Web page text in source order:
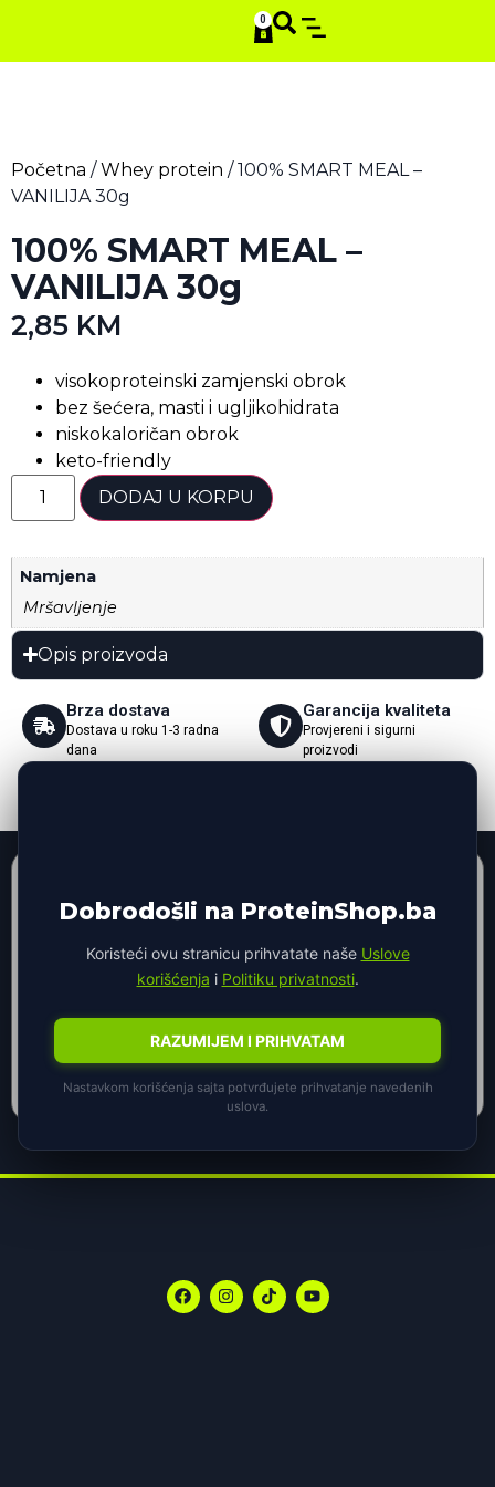
0
Početna /Whey protein / 100% SMART MEAL –
VANILIJA 30g
100% SMART MEAL –
VANILIJA 30g
2,85 KM
visokoproteinski zamjenski obrok
bez šećera, masti i ugljikohidrata
niskokaloričan obrok
keto-friendly
DODAJ U KORPU
Namjena
Mršavljenje
Opis proizvoda
Brza dostava
Dostava u roku 1-3 radna
dana
Garancija kvaliteta
Provjereni i sigurni
proizvodi
65,00KM – 68,00KM
POGLEDAJ PROIZVOD
Dobrodošli na ProteinShop.ba
Koristeći ovu stranicu prihvatate naše Uslove
korišćenja i Politiku privatnosti.
RAZUMIJEM I PRIHVATAM
Nastavkom korišćenja sajta potvrđujete prihvatanje navedenih
uslova.